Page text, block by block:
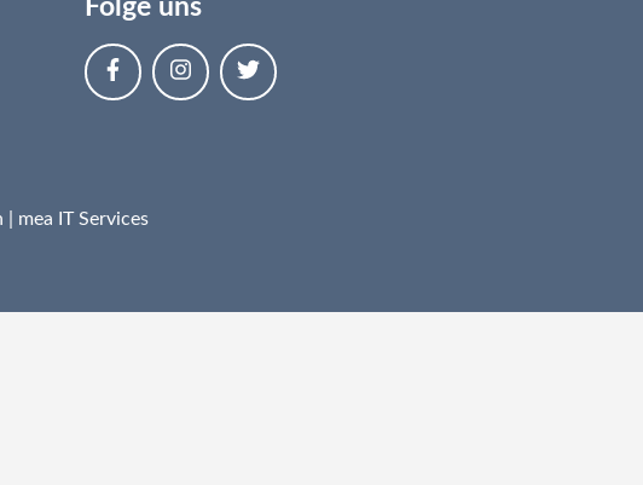
Folge uns
| mea IT Services